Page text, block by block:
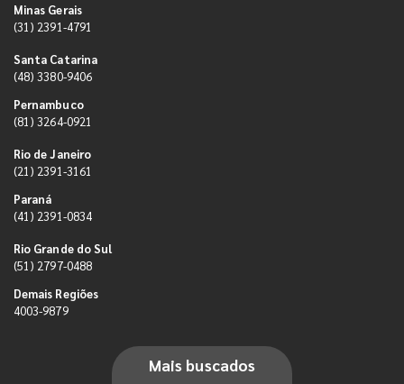
Minas Gerais
(31) 2391-4791
Santa Catarina
(48) 3380-9406
Pernambuco
(81) 3264-0921
Rio de Janeiro
(21) 2391-3161
Paraná
(41) 2391-0834
Rio Grande do Sul
(51) 2797-0488
Demais Regiões
4003-9879
Mais buscados